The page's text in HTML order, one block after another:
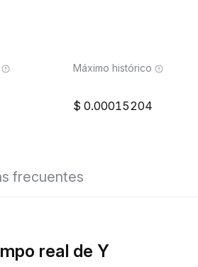
Máximo histórico
0.00015204
frecuentes
real de Y